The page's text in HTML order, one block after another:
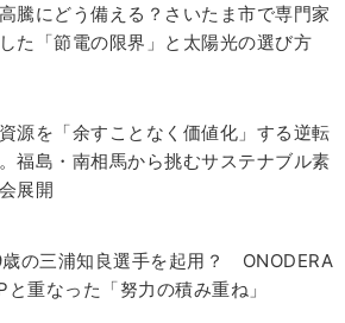
騰にどう備える？さいたま市で専門家
た「節電の限界」と太陽光の選び方
源を「余すことなく価値化」する逆転
福島・南相馬から挑むサステナブル素
展開​
の三浦知良選手を起用？ ONODERA
と重なった「努力の積み重ね」